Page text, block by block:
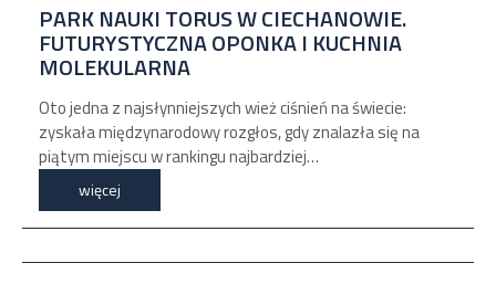
PARK NAUKI TORUS W CIECHANOWIE.
FUTURYSTYCZNA OPONKA I KUCHNIA
MOLEKULARNA
Oto jedna z najsłynniejszych wież ciśnień na świecie:
zyskała międzynarodowy rozgłos, gdy znalazła się na
piątym miejscu w rankingu najbardziej…
więcej